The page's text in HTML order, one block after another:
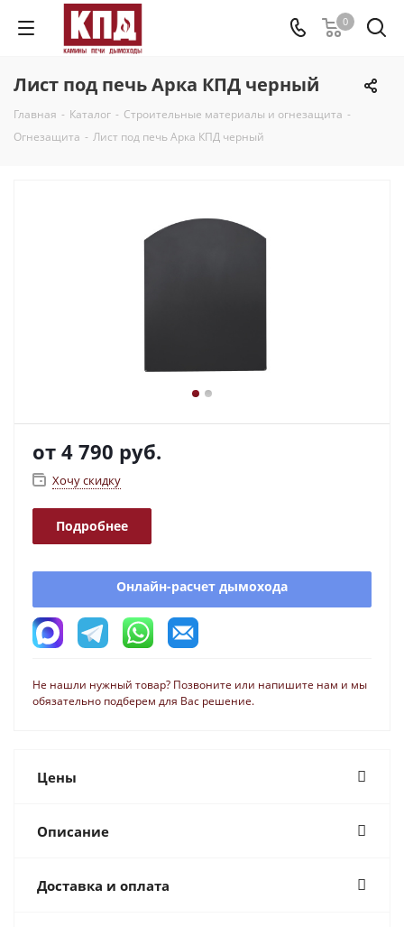
0
Лист под печь Арка КПД черный
Главная - Каталог - Строительные материалы и огнезащита -
Огнезащита - Лист под печь Арка КПД черный
от 4 790 руб.
Хочу скидку
Подробнее
Онлайн-расчет дымохода
Не нашли нужный товар? Позвоните или напишите нам и мы
обязательно подберем для Вас решение.
Цены
Описание
Доставка и оплата